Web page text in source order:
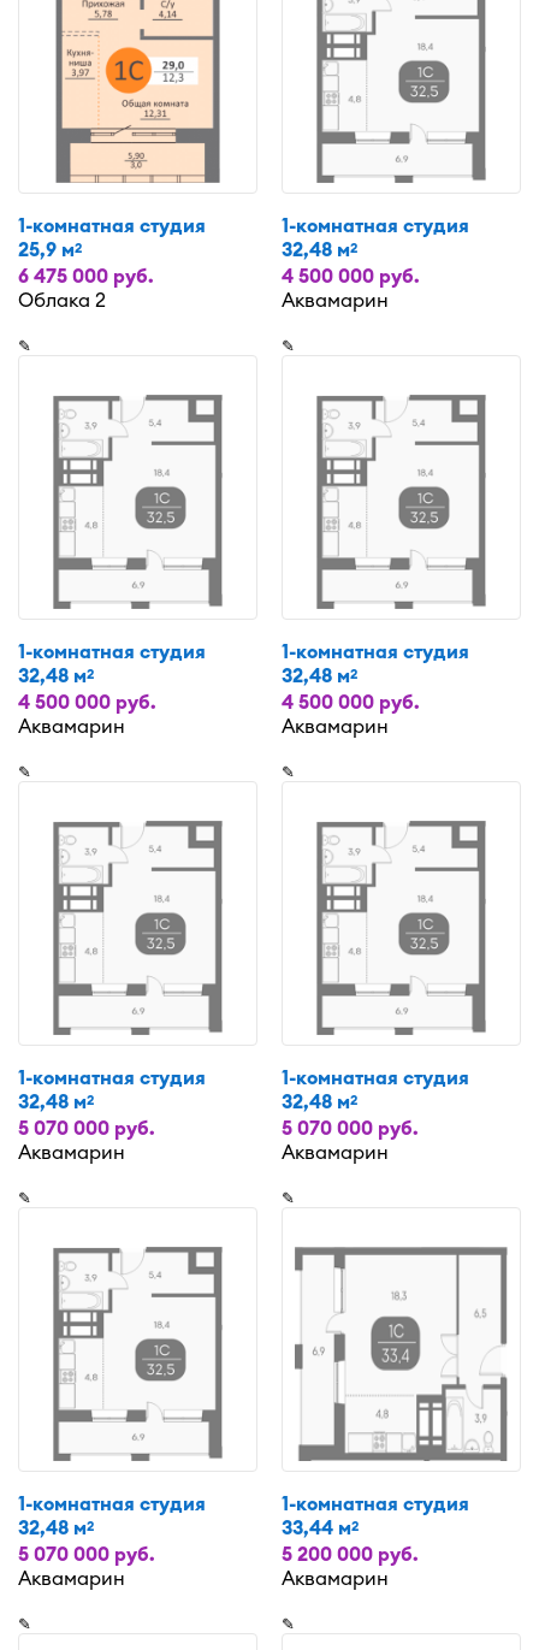
1-комнатная студия
25,9 м2
6 475 000 руб.
Облака 2
1-комнатная студия
32,48 м2
4 500 000 руб.
Аквамарин
✎
1-комнатная студия
32,48 м2
4 500 000 руб.
Аквамарин
✎
1-комнатная студия
32,48 м2
4 500 000 руб.
Аквамарин
✎
1-комнатная студия
32,48 м2
5 070 000 руб.
Аквамарин
✎
1-комнатная студия
32,48 м2
5 070 000 руб.
Аквамарин
✎
1-комнатная студия
32,48 м2
5 070 000 руб.
Аквамарин
✎
1-комнатная студия
33,44 м2
5 200 000 руб.
Аквамарин
✎ ✎